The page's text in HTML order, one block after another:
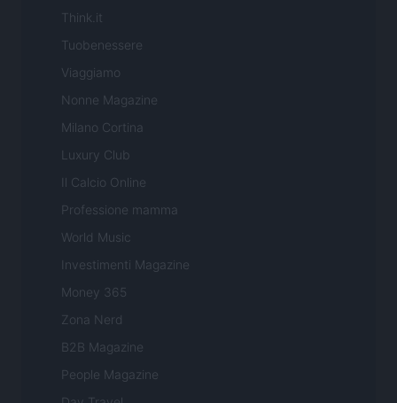
Think.it
Tuobenessere
Viaggiamo
Nonne Magazine
Milano Cortina
Luxury Club
Il Calcio Online
Professione mamma
World Music
Investimenti Magazine
Money 365
Zona Nerd
B2B Magazine
People Magazine